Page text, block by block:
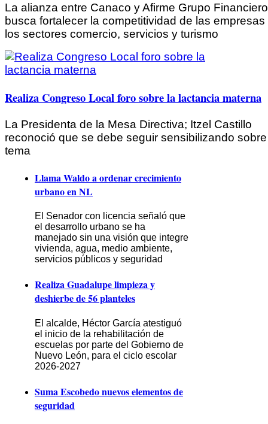
La alianza entre Canaco y Afirme Grupo Financiero
busca fortalecer la competitividad de las empresas
los sectores comercio, servicios y turismo
Realiza Congreso Local foro sobre la lactancia materna
La Presidenta de la Mesa Directiva; Itzel Castillo
reconoció que se debe seguir sensibilizando
tema
Llama Waldo a ordenar crecimiento
urbano en NL
El Senador con licencia señaló que
el desarrollo urbano se ha
manejado sin una visión que integre
vivienda, agua, medio ambiente,
servicios públicos y seguridad
Realiza Guadalupe limpieza y
deshierbe de 56 planteles
El alcalde, Héctor García atestiguó
el inicio de la rehabilitación de
escuelas por parte del Gobierno de
Nuevo León, para el ciclo escolar
2026-2027
Suma Escobedo nuevos elementos de
seguridad